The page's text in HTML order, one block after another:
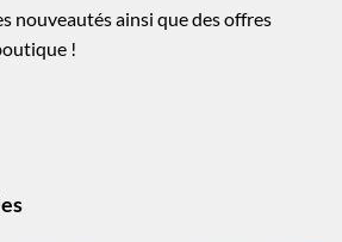
nouveautés ainsi que des offres
!